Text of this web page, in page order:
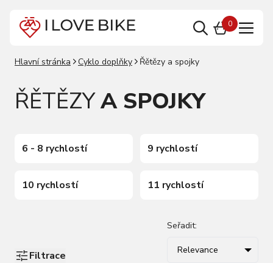
0
Hlavní stránka Cyklo doplňky Řětězy a spojky
ŘĚTĚZYA SPOJKY
6 - 8 rychlostí 9 rychlostí
10 rychlostí 11 rychlostí
Filtrace
Seřadit:
Relevance